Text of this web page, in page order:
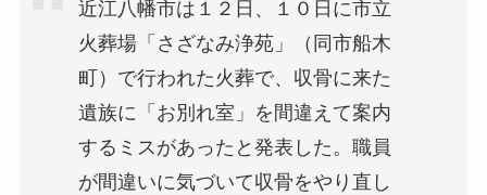
近江八幡市は１２日、１０日に市立
火葬場「さざなみ浄苑」（同市船木
町）で行われた火葬で、収骨に来た
遺族に「お別れ室」を間違えて案内
するミスがあったと発表した。職員
が間違いに気づいて収骨をやり直し